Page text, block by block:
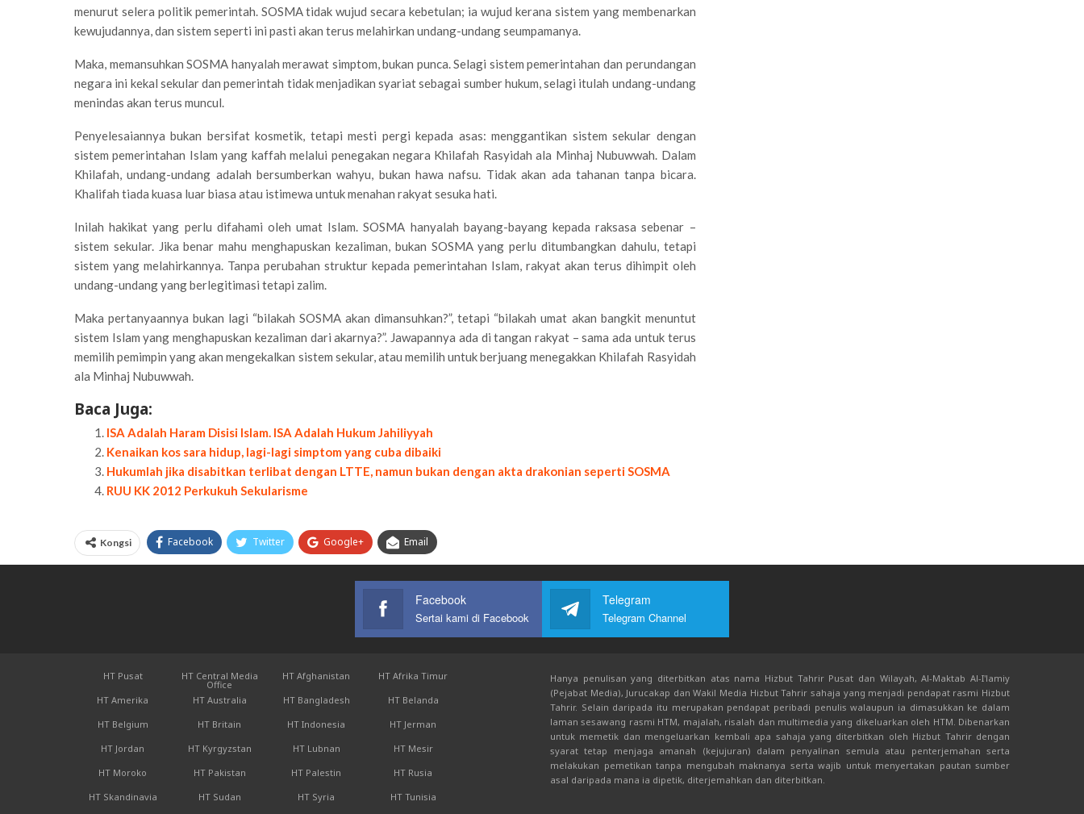
menurut selera politik pemerintah. SOSMA tidak wujud secara kebetulan; ia wujud kerana sistem yang membenarkan
kewujudannya, dan sistem seperti ini pasti akan terus melahirkan undang-undang seumpamanya.
Maka, memansuhkan SOSMA hanyalah merawat simptom, bukan punca. Selagi sistem pemerintahan dan perundangan
negara ini kekal sekular dan pemerintah tidak menjadikan syariat sebagai sumber hukum, selagi itulah undang-undang
menindas akan terus muncul.
Penyelesaiannya bukan bersifat kosmetik, tetapi mesti pergi kepada asas: menggantikan sistem sekular dengan
sistem pemerintahan Islam yang kaffah melalui penegakan negara Khilafah Rasyidah ala Minhaj Nubuwwah. Dalam
Khilafah, undang-undang adalah bersumberkan wahyu, bukan hawa nafsu. Tidak akan ada tahanan tanpa bicara.
Khalifah tiada kuasa luar biasa atau istimewa untuk menahan rakyat sesuka hati.
Inilah hakikat yang perlu difahami oleh umat Islam. SOSMA hanyalah bayang-bayang kepada raksasa sebenar –
sistem sekular. Jika benar mahu menghapuskan kezaliman, bukan SOSMA yang perlu ditumbangkan dahulu, tetapi
sistem yang melahirkannya. Tanpa perubahan struktur kepada pemerintahan Islam, rakyat akan terus dihimpit oleh
undang-undang yang berlegitimasi tetapi zalim.
Maka pertanyaannya bukan lagi “bilakah SOSMA akan dimansuhkan?”, tetapi “bilakah umat akan bangkit menuntut
sistem Islam yang menghapuskan kezaliman dari akarnya?”. Jawapannya ada di tangan rakyat – sama ada untuk terus
memilih pemimpin yang akan mengekalkan sistem sekular, atau memilih untuk berjuang menegakkan Khilafah Rasyidah
ala Minhaj Nubuwwah.
Baca Juga:
ISA Adalah Haram Disisi Islam. ISA Adalah Hukum Jahiliyyah
Kenaikan kos sara hidup, lagi-lagi simptom yang cuba dibaiki
Hukumlah jika disabitkan terlibat dengan LTTE, namun bukan dengan akta drakonian seperti SOSMA
RUU KK 2012 Perkukuh Sekularisme
Kongsi Facebook Twitter Google+ Email
Facebook
Sertai kami di Facebook
Telegram
Telegram Channel
HT Pusat HT Central Media
Office
HT Afghanistan
HT Afrika Timur
HT Amerika
HT Australia HT Bangladesh
HT Belanda
HT Belgium
HT Britain HT Indonesia
HT Jerman
HT Jordan
HT Kyrgyzstan HT Lubnan
HT Mesir
HT Moroko
HT Pakistan HT Palestin
HT Rusia
HT Skandinavia
HT Sudan HT Syria HT Tunisia
Hanya penulisan yang diterbitkan atas nama Hizbut Tahrir Pusat dan Wilayah, Al-Maktab Al-I'lamiy
(Pejabat Media), Jurucakap dan Wakil Media Hizbut Tahrir sahaja yang menjadi pendapat rasmi Hizbut
Tahrir. Selain daripada itu merupakan pendapat peribadi penulis walaupun ia dimasukkan ke dalam
laman sesawang rasmi HTM, majalah, risalah dan multimedia yang dikeluarkan oleh HTM. Dibenarkan
untuk memetik dan mengeluarkan kembali apa sahaja yang diterbitkan oleh Hizbut Tahrir dengan
syarat tetap menjaga amanah (kejujuran) dalam penyalinan semula atau penterjemahan serta
melakukan pemetikan tanpa mengubah maknanya serta wajib untuk menyertakan pautan sumber
asal daripada mana ia dipetik, diterjemahkan dan diterbitkan.